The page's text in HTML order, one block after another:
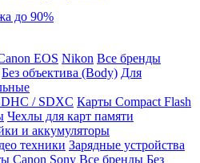
до 90%
EOS Nikon Все бренды
Без объектива (Body) Для
/ SDXC Карты Compact Flash
Чехлы для карт памяти
и аккумуляторы
техники Зарядные устройства
Canon Sony Все бренды Без